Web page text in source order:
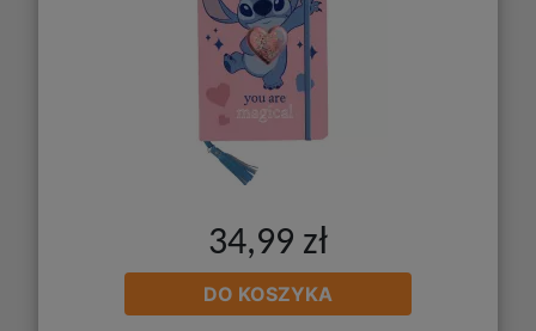
34,99 zł
DO KOSZYKA